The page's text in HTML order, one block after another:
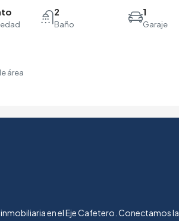
2
Baño
1
Garaje
área
en el Eje Cafetero. Conectamos la